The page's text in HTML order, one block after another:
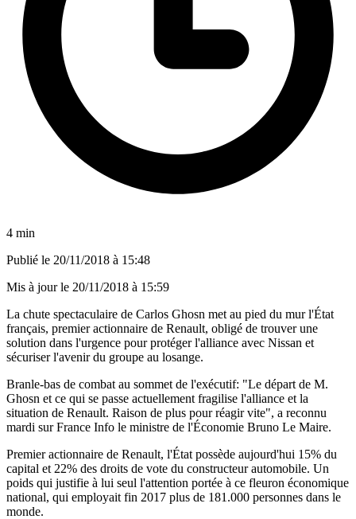
4 min
Publié le 20/11/2018 à 15:48
Mis à jour le 20/11/2018 à 15:59
La chute spectaculaire de Carlos Ghosn met au pied du mur l'État
français, premier actionnaire de Renault, obligé de trouver une
solution dans l'urgence pour protéger l'alliance avec Nissan et
sécuriser l'avenir du groupe au losange.
Branle-bas de combat au sommet de l'exécutif: "Le départ de M.
Ghosn et ce qui se passe actuellement fragilise l'alliance et la
situation de Renault. Raison de plus pour réagir vite", a reconnu
mardi sur France Info le ministre de l'Économie Bruno Le Maire.
Premier actionnaire de Renault, l'État possède aujourd'hui 15% du
capital et 22% des droits de vote du constructeur automobile. Un
poids qui justifie à lui seul l'attention portée à ce fleuron économique
national, qui employait fin 2017 plus de 181.000 personnes dans le
monde.